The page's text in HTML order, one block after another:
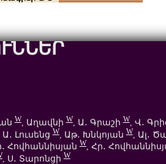
W, ԱղավնիW, Ա․ ԳրաշիW, Վ․
Ա․ ԼուսենցW, Աթ․ ԽնկոյանW, Ալ․
ՀովհաննիսյանW, Հր․
, Ս․ ՏարոնցիW